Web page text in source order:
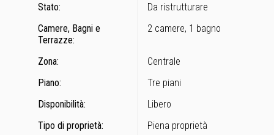
Stato:
Da ristrutturare
Camere, Bagni e
Terrazze:
2 camere, 1 bagno
Zona:
Centrale
Piano:
Tre piani
Disponibilità:
Libero
Tipo di proprietà:
Piena proprietà